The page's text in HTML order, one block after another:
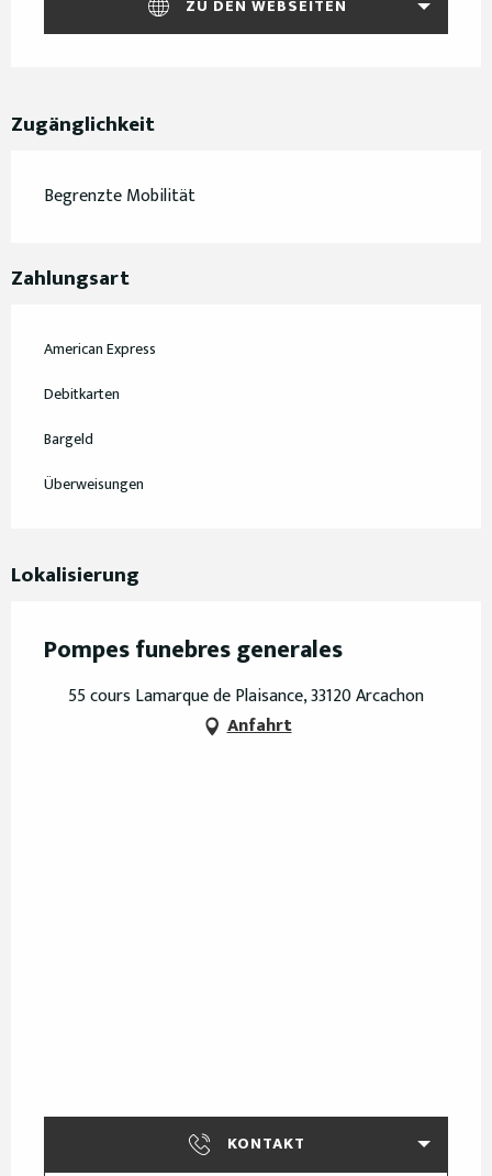
ZU DEN WEBSEITEN
Zugänglichkeit
Begrenzte Mobilität
Zahlungsart
American Express
Debitkarten
Bargeld
Überweisungen
Lokalisierung
Pompes funebres generales
55 cours Lamarque de Plaisance, 33120 Arcachon
Anfahrt
KONTAKT